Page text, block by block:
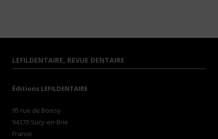
LEFILDENTAIRE, REVUE DENTAIRE
Éditions LEFILDENTAIRE
95 rue de Boissy
94370 Sucy-en-Brie
France